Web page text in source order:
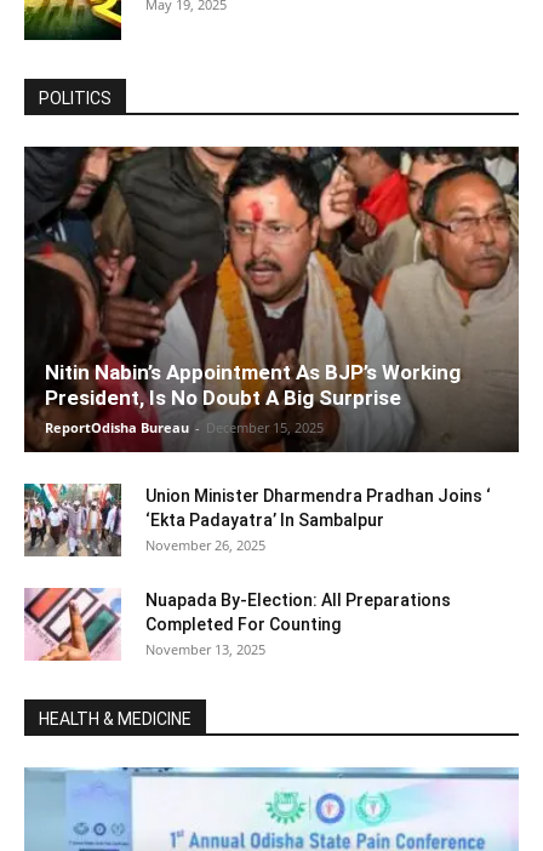
May 19, 2025
POLITICS
Nitin Nabin’s Appointment As BJP’s Working
President, Is No Doubt A Big Surprise
ReportOdisha Bureau - December 15, 2025
Union Minister Dharmendra Pradhan Joins ‘
‘Ekta Padayatra’ In Sambalpur
November 26, 2025
Nuapada By-Election: All Preparations
Completed For Counting
November 13, 2025
HEALTH & MEDICINE